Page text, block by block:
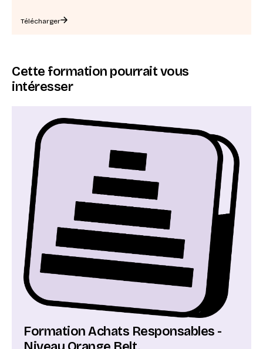
Télécharger
Cette formation pourrait vous
intéresser
Formation Achats Responsables -